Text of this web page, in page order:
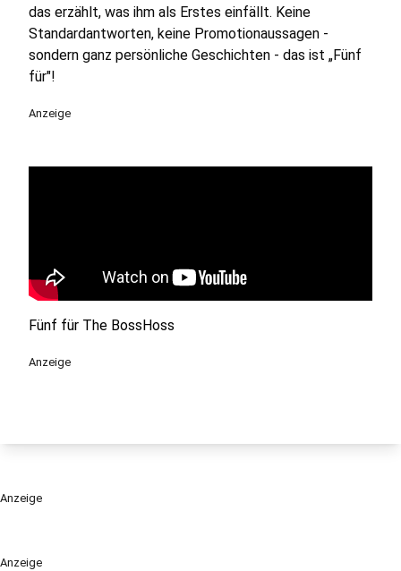
Anzeige
das erzählt, was ihm als Erstes einfällt. Keine
Standardantworten, keine Promotionaussagen -
sondern ganz persönliche Geschichten - das ist „Fünf
für"!
Anzeige
Fünf für The BossHoss
Anzeige
Anzeige